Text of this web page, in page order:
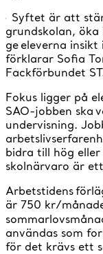
Syftet är att
grundskolan,
ge eleverna
förklarar Sofia
Fackförbundet
Fokus ligger på
SAO-jobben ska
undervisning.
bidra till hög eller
skolnärvaro är
Arbetstidens
är 750 kr/
användas som
för det krävs ett